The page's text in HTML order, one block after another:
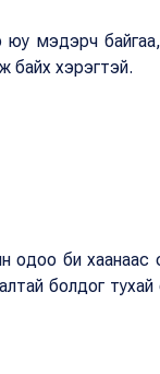
мэдэрч байгаа,
байх хэрэгтэй.
одоо би хаанаас
болдог